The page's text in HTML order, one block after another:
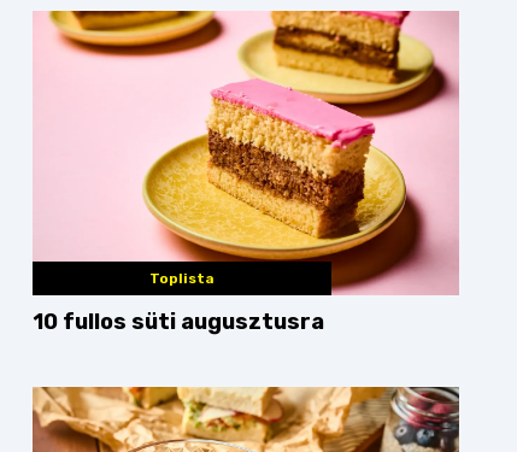
Toplista
10 fullos süti augusztusra